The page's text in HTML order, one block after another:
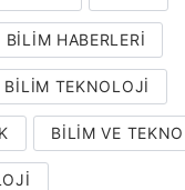
BILIM HABERLERI
BILIM TEKNOLOJI
BILIM VE TEKNO